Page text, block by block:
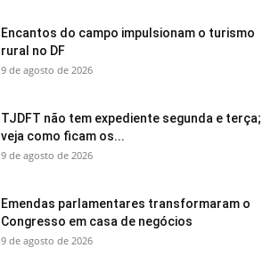
Encantos do campo impulsionam o turismo
rural no DF
9 de agosto de 2026
TJDFT não tem expediente segunda e terça;
veja como ficam os...
9 de agosto de 2026
Emendas parlamentares transformaram o
Congresso em casa de negócios
9 de agosto de 2026